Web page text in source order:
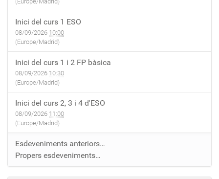
Inici del curs 1 ESO
08/09/2026 10:00
(Europe/Madrid)
Inici del curs 1 i 2 FP bàsica
08/09/2026 10:30
(Europe/Madrid)
Inici del curs 2, 3 i 4 d'ESO
08/09/2026 11:00
(Europe/Madrid)
Esdeveniments anteriors…
Propers esdeveniments…